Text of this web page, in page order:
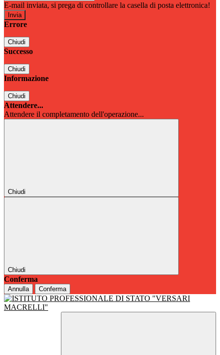
E-mail inviata, si prega di controllare la casella di posta elettronica!
Errore
Chiudi
Successo
Chiudi
Informazione
Chiudi
Attendere...
Attendere il completamento dell'operazione...
Chiudi
Chiudi
Conferma
Annulla Conferma